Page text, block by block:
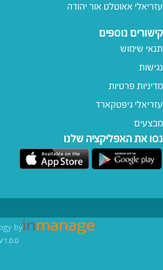
עזריאלי אאוטלט אור יהודה
קישורים נוספים
תנאי שימוש
נגישות
מדיניות פרטיות
עזריאלי גיפטקארד
מבצעים
נסו את האפליקציה שלנו
by